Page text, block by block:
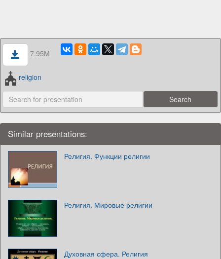
7.95M
religion
Similar presentations:
Религия. Функции религии
Религия. Мировые религии
Духовная сфера. Религия